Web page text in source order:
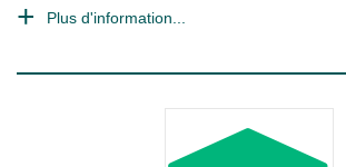
Plus d'information...